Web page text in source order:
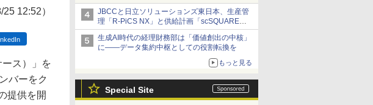
JBCCと日立ソリューションズ東日本、生産管
理「R-PiCS NX」と供給計画「scSQUARE
ISP」の連携サービスを提供開始
生成AI時代の経理財務部は「価値創出の中核」
に――データ集約中枢としての役割転換を
もっと見る
Special Site
25 12:52）
ス）」を
バーをク
提供を開